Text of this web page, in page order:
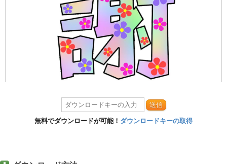
送信
無料でダウンロードが可能！ ダウンロードキーの取得